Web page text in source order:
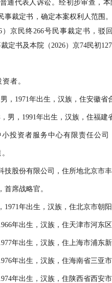
普通代表人诉讼。经初步审查，
事裁定书，确定本案权利人范围。
）京民终266号民事裁定书，驳
定书及本院（2026）京74民初
者。
， 1971年出生，汉族，住安徽省
男， 1991年出生，汉族，住福建
投资者服务中心有限责任公
技股份有限公司，住所地北京市
首席战略官。
1971年出生，汉族，住北京市朝阳
年出生，汉族，住天津市河东区
年出生，汉族，住上海市浦东新
年出生，汉族，住海南省三亚市
年出生，汉族，住陕西省西安市